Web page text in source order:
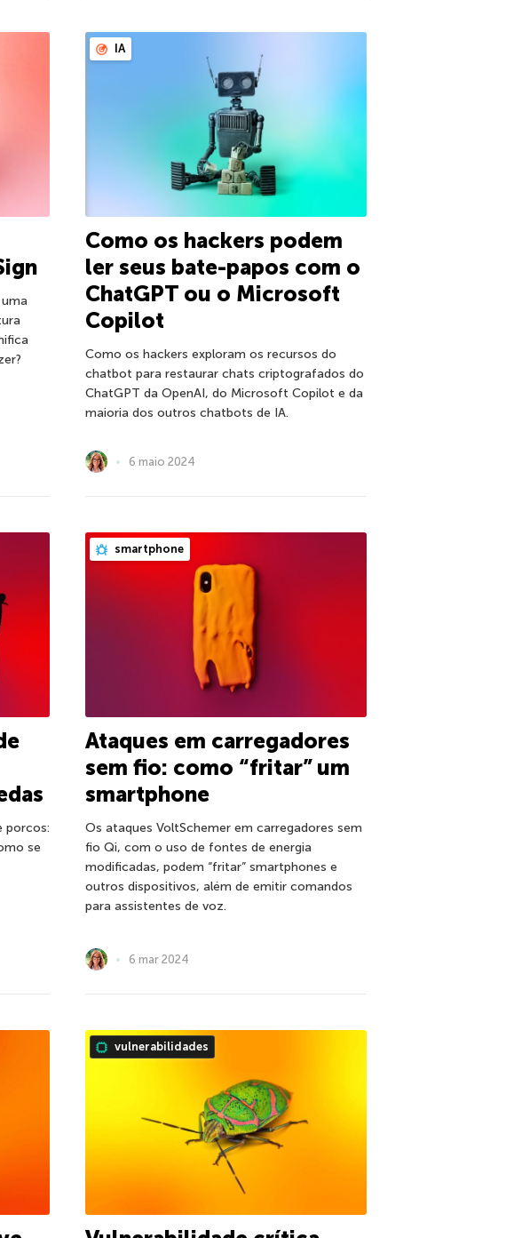
IA
Como os hackers podem
ler seus bate-papos com o
ChatGPT ou o Microsoft
Copilot
Como os hackers exploram os recursos do
chatbot para restaurar chats criptografados do
ChatGPT da OpenAI, do Microsoft Copilot e da
maioria dos outros chatbots de IA.
6 maio 2024
porcos:
se
smartphone
Ataques em carregadores
sem fio: como “fritar” um
smartphone
Os ataques VoltSchemer em carregadores sem
fio Qi, com o uso de fontes de energia
modificadas, podem “fritar” smartphones e
outros dispositivos, além de emitir comandos
para assistentes de voz.
6 mar 2024
vulnerabilidades